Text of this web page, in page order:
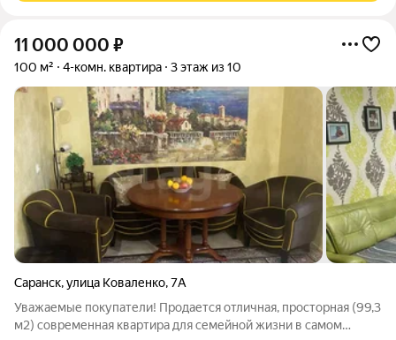
11 000 000 ₽
100 м² 4-комн. квартира 3 этаж из 10
Саранск,улица Коваленко,7А
Уважаемые покупатели! Продается отличная, просторная (99,3
м2) современная квартира для семейной жизни в самом